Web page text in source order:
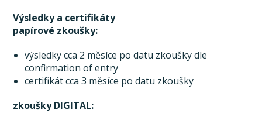
Výsledky a certifikáty
papírové zkoušky:
výsledky cca 2 měsíce po datu zkoušky dle
confirmation of entry
certifikát cca 3 měsíce po datu zkoušky
zkoušky DIGITAL: